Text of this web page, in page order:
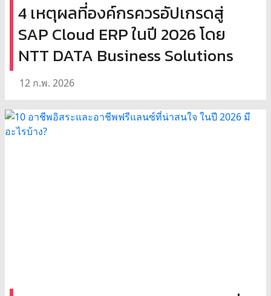
4 เหตุผลที่องค์กรควรอัปเกรดสู่
SAP Cloud ERP ในปี 2026 โดย
NTT DATA Business Solutions
12 ก.พ. 2026